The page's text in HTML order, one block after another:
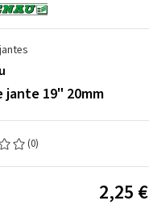
jante 19" 20mm
(0)
2,25 €